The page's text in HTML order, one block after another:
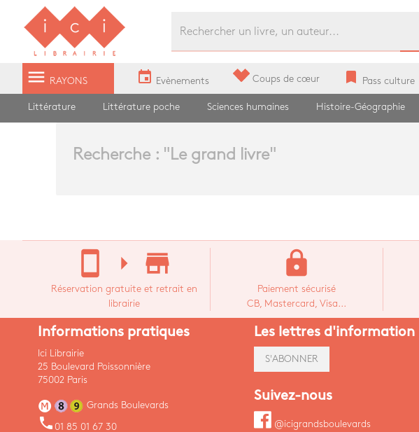
Librairie Ici Grands Boulevards
menu RAYONS event Evènements Coups de cœur bookmark Pass culture
Littérature Littérature poche Sciences humaines Histoire-Géographie
Recherche : " Le grand livre"
stay_current_portrait arrow_right store_mall_directory
Réservation gratuite et retrait en
librairie
lock
Paiement sécurisé
CB, Mastercard, Visa...
Informations pratiques
Ici Librairie
25 Boulevard Poissonnière
75002 Paris
Grands Boulevards
phone 01 85 01 67 30
Les lettres d'information
S'ABONNER
Suivez-nous
@icigrandsboulevards